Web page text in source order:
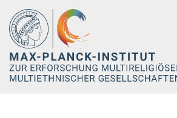
Hauptinhalt